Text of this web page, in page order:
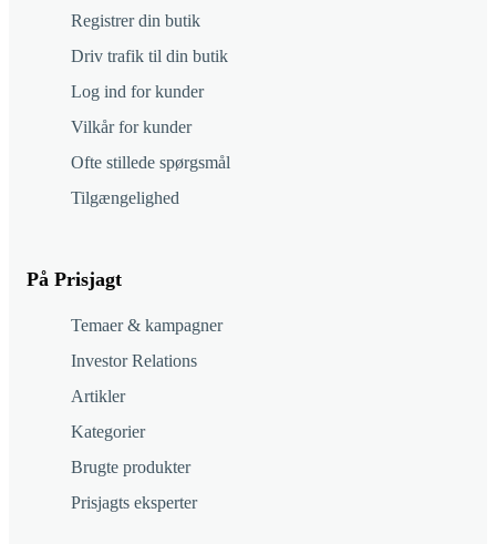
Registrer din butik
Driv trafik til din butik
Log ind for kunder
Vilkår for kunder
Ofte stillede spørgsmål
Tilgængelighed
På Prisjagt
Temaer & kampagner
Investor Relations
Artikler
Kategorier
Brugte produkter
Prisjagts eksperter